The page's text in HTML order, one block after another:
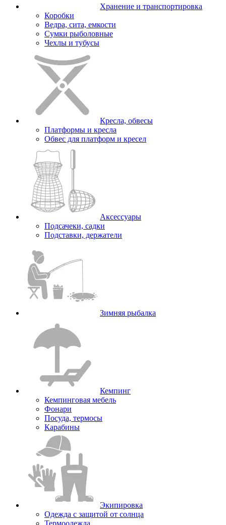
Хранение и транспортировка
Коробки
Ведра, сита, емкости
Сумки рыболовные
Чехлы и тубусы
Кресла, обвесы
Платформы и кресла
Обвес для платформ и кресел
Аксессуары
Подсачеки, садки
Подставки, держатели
Зимняя рыбалка
Кемпинг
Кемпинговая мебель
Фонари
Посуда, термосы
Карабины
Экипировка
Одежда с защитой от солнца
Термоодежда